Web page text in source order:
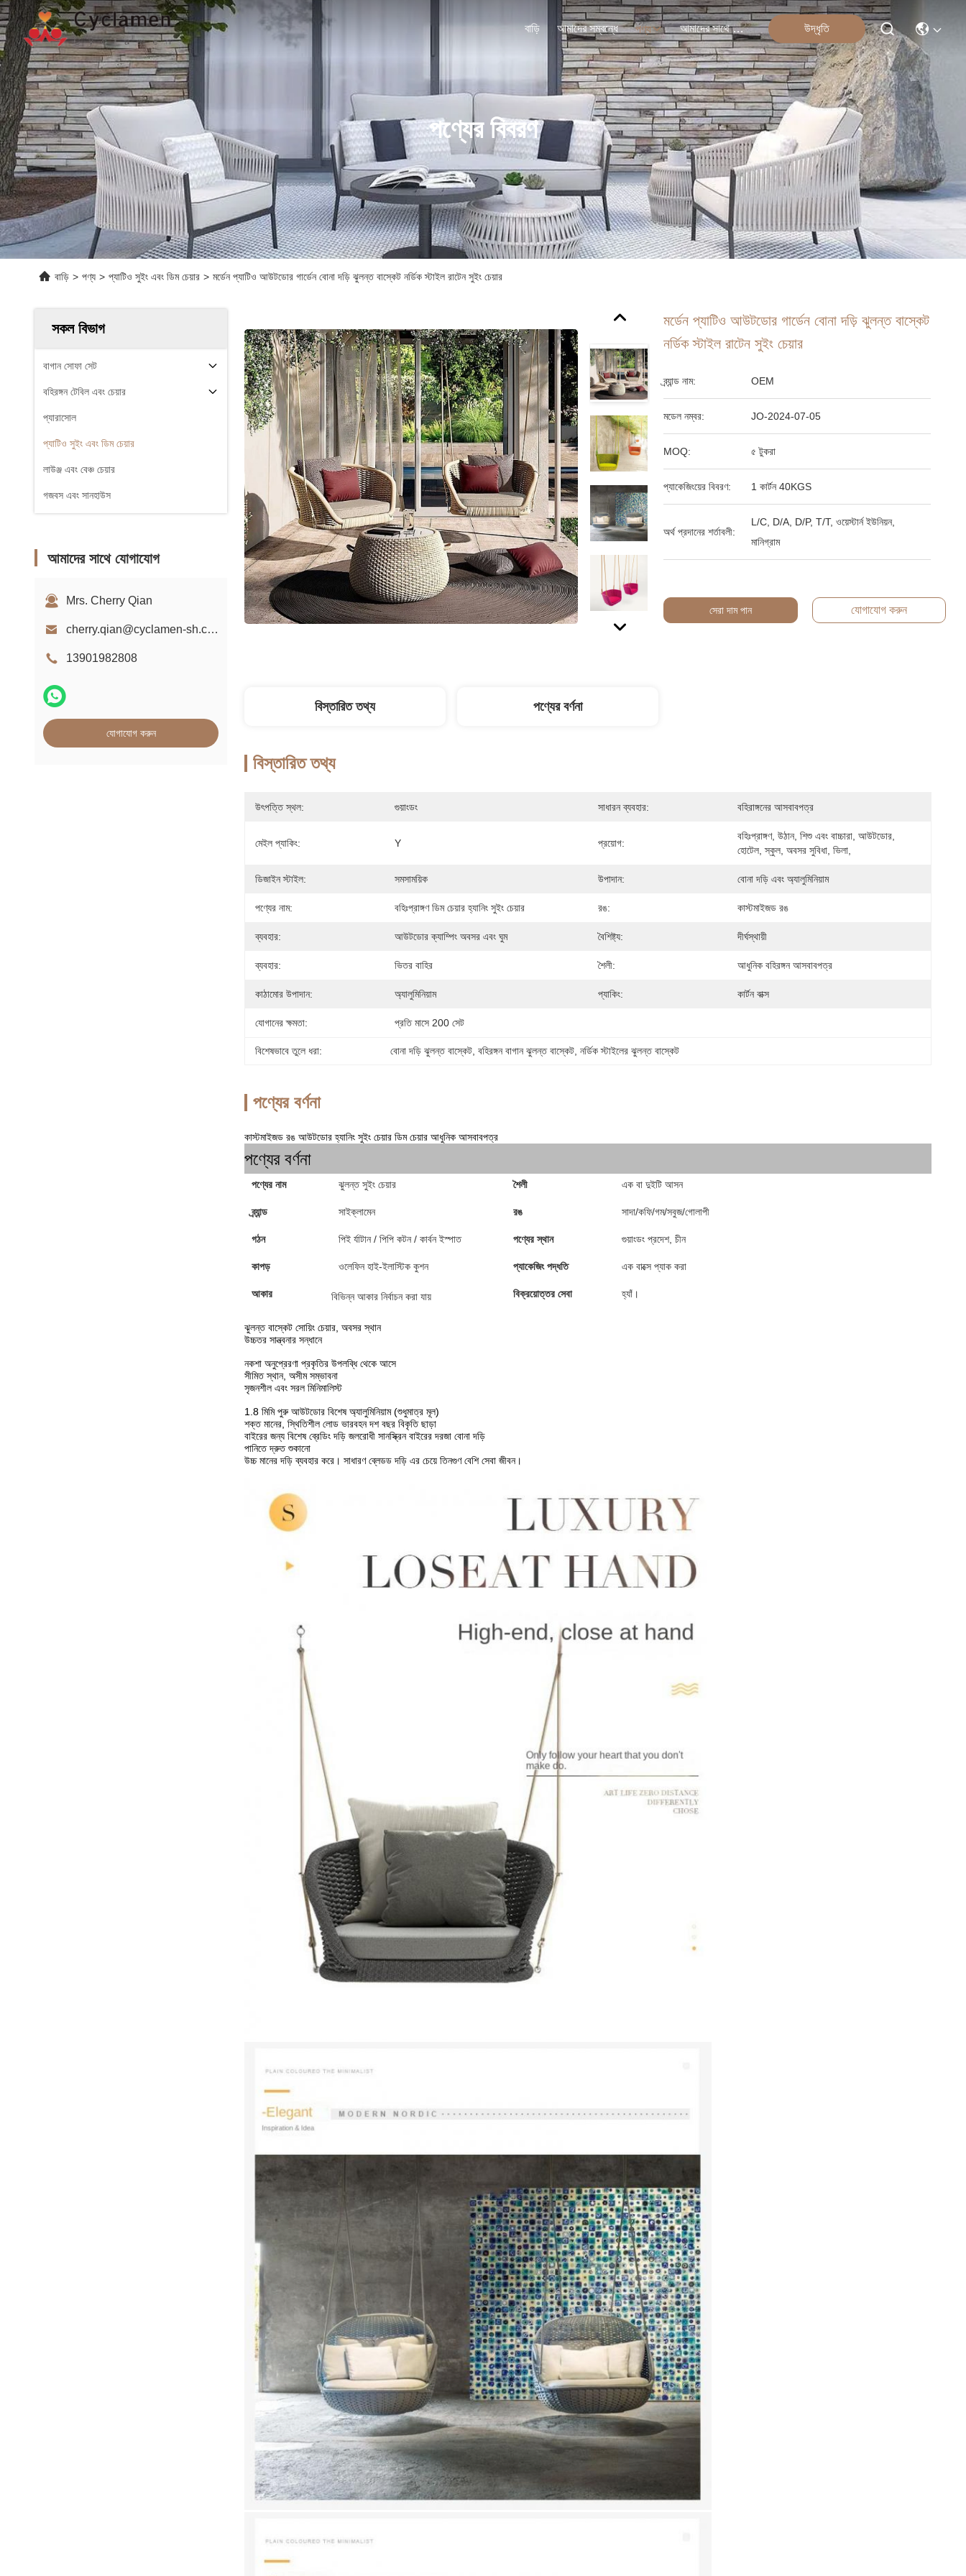
বাড়ি আমাদের সম্বন্ধে পণ্য আমাদের সাথে যোগাযোগ উদ্ধৃতি
পণ্যের বিবরণ
বাড়ি > পণ্য > প্যাটিও সুইং এবং ডিম চেয়ার > মর্ডেন প্যাটিও আউটডোর গার্ডেন বোনা দড়ি ঝুলন্ত বাস্কেট নর্ডিক স্টাইল রাটেন সুইং চেয়ার
সকল বিভাগ
বাগান সোফা সেট
বহিরঙ্গন টেবিল এবং চেয়ার
প্যারাসোল
প্যাটিও সুইং এবং ডিম চেয়ার
লাউঞ্জ এবং বেঞ্চ চেয়ার
গজবস এবং সানহাউস
আমাদের সাথে যোগাযোগ
Mrs. Cherry Qian
cherry.qian@cyclamen-sh.com
13901982808
যোগাযোগ করুন
মর্ডেন প্যাটিও আউটডোর গার্ডেন বোনা দড়ি ঝুলন্ত বাস্কেট
নর্ডিক স্টাইল রাটেন সুইং চেয়ার
ব্র্যান্ড নাম: OEM
মডেল নম্বর: JO-2024-07-05
MOQ: ৫ টুকরা
প্যাকেজিংয়ের বিবরণ: 1 কার্টন 40KGS
অর্থ প্রদানের শর্তাবলী:
L/C, D/A, D/P, T/T, ওয়েস্টার্ন ইউনিয়ন,
মানিগ্রাম
সেরা দাম পান যোগাযোগ করুন
বিস্তারিত তথ্য পণ্যের বর্ণনা
বিস্তারিত তথ্য
উৎপত্তি স্থল: গুয়াংডং সাধারন ব্যবহার: বহিরাঙ্গনের আসবাবপত্র
মেইল প্যাকিং: Y প্রয়োগ:
বহিঃপ্রাঙ্গণ, উঠান, শিশু এবং বাচ্চারা, আউটডোর,
হোটেল, স্কুল, অবসর সুবিধা, ভিলা,
ডিজাইন স্টাইল: সমসাময়িক উপাদান: বোনা দড়ি এবং অ্যালুমিনিয়াম
পণ্যের নাম: বহিঃপ্রাঙ্গণ ডিম চেয়ার হ্যানিং সুইং চেয়ার রঙ: কাস্টমাইজড রঙ
ব্যবহার: আউটডোর ক্যাম্পিং অবসর এবং ঘুম বৈশিষ্ট্য: দীর্ঘস্থায়ী
ব্যবহার: ভিতর বাহির শৈলী: আধুনিক বহিরঙ্গন আসবাবপত্র
কাঠামোর উপাদান: অ্যালুমিনিয়াম প্যাকিং: কার্টন বাক্স
যোগানের ক্ষমতা: প্রতি মাসে 200 সেট
বিশেষভাবে তুলে ধরা: বোনা দড়ি ঝুলন্ত বাস্কেট , বহিরঙ্গন বাগান ঝুলন্ত বাস্কেট , নর্ডিক স্টাইলের ঝুলন্ত বাস্কেট
পণ্যের বর্ণনা
কাস্টমাইজড রঙ আউটডোর হ্যানিং সুইং চেয়ার ডিম চেয়ার আধুনিক আসবাবপত্র
পণ্যের বর্ণনা
পণ্যের নাম ঝুলন্ত সুইং চেয়ার শৈলী এক বা দুইটি আসন
ব্র্যান্ড সাইক্লামেন রঙ সাদা/কফি/গম/সবুজ/গোলাপী
গঠন পিই র্যাটান / পিপি কটন / কার্বন ইস্পাত পণ্যের স্থান গুয়াংডং প্রদেশ, চীন
কাপড় ওলেফিন হাই-ইলাস্টিক কুশন প্যাকেজিং পদ্ধতি এক বাক্সে প্যাক করা
আকার বিভিন্ন আকার নির্বাচন করা যায় বিক্রয়োত্তর সেবা হ্যাঁ।
ঝুলন্ত বাস্কেট সোয়িং চেয়ার, অবসর স্থান
উচ্চতর সান্ত্বনার সন্ধানে
নকশা অনুপ্রেরণা প্রকৃতির উপলব্ধি থেকে আসে
সীমিত স্থান, অসীম সম্ভাবনা
সৃজনশীল এবং সরল মিনিমালিস্ট
1.8 মিমি পুরু আউটডোর বিশেষ অ্যালুমিনিয়াম (শুধুমাত্র মূল)
শক্ত মানের, স্থিতিশীল লোড ভারবহন দশ বছর বিকৃতি ছাড়া
বাইরের জন্য বিশেষ ব্রেডিং দড়ি জলরোধী সানস্ক্রিন বাইরের দরজা বোনা দড়ি
পানিতে দ্রুত শুকানো
উচ্চ মানের দড়ি ব্যবহার করে। সাধারণ ব্লেডড দড়ি এর চেয়ে তিনগুণ বেশি সেবা জীবন।